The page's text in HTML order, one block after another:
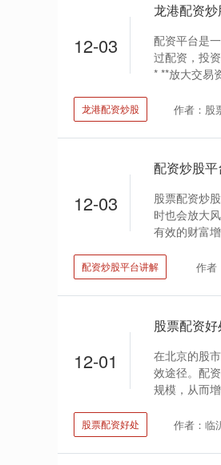
12-03
龙港配资
配资平台是
过配资，投
* **放大交易
龙港配资炒股 作者：股
12-03
配资炒股
股票配资炒
时也会放大
有效的财富
配资炒股平台讲解 作者
12-01
股票配资
在北京的股
效途径。配
规模，从而
股票配资好处 作者：临